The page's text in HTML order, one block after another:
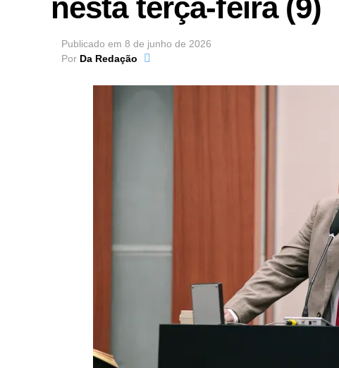
nesta terça-feira (9)
Publicado em 8 de junho de 2026
Por Da Redação